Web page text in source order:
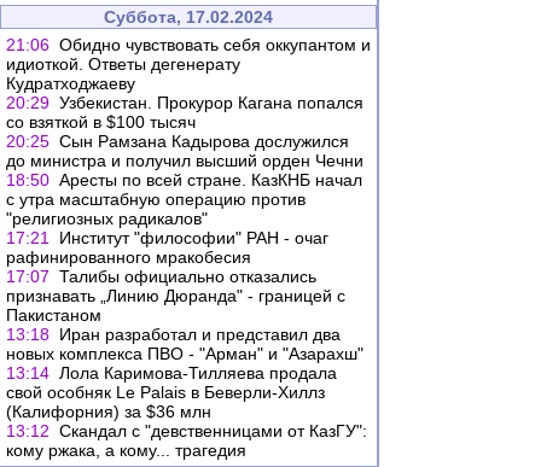
Суббота, 17.02.2024
21:06 Обидно чувствовать себя оккупантом и
идиоткой. Ответы дегенерату
Кудратходжаеву
20:29 Узбекистан. Прокурор Кагана попался
со взяткой в $100 тысяч
20:25 Сын Рамзана Кадырова дослужился
до министра и получил высший орден Чечни
18:50 Аресты по всей стране. КазКНБ начал
с утра масштабную операцию против
"религиозных радикалов"
17:21
Институт "философии" РАН - очаг
рафинированного мракобесия
17:07 Талибы официально отказались
признавать „Линию Дюранда" - границей с
Пакистаном
13:18 Иран разработал и представил два
новых комплекса ПВО - "Арман" и "Азарахш"
13:14 Лола Каримова-Тилляева продала
свой особняк Le Palais в Беверли-Хиллз
(Калифорния) за $36 млн
13:12 Скандал с "девственницами от КазГУ":
кому ржака, а кому... трагедия